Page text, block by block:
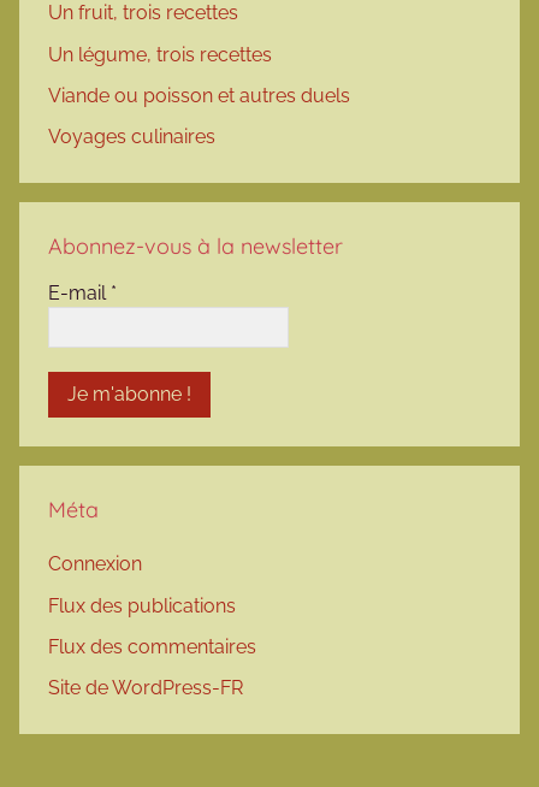
Un fruit, trois recettes
Un légume, trois recettes
Viande ou poisson et autres duels
Voyages culinaires
Abonnez-vous à la newsletter
E-mail *
Méta
Connexion
Flux des publications
Flux des commentaires
Site de WordPress-FR